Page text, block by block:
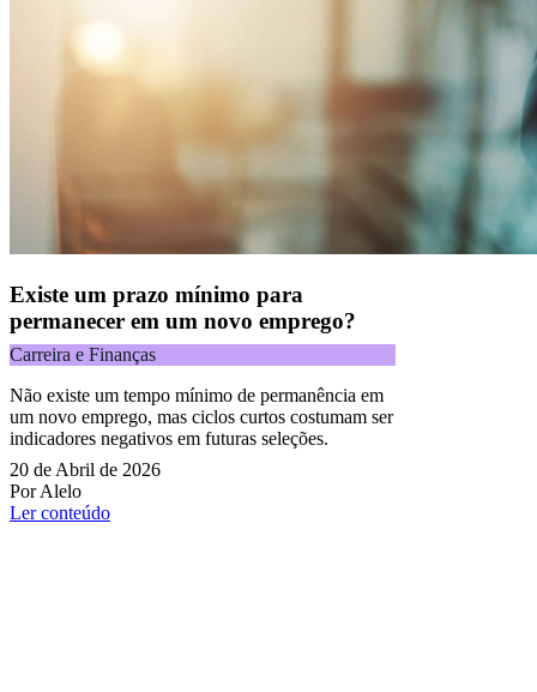
Existe um prazo mínimo para
permanecer em um novo emprego?
Carreira e Finanças
Não existe um tempo mínimo de permanência em
um novo emprego, mas ciclos curtos costumam ser
indicadores negativos em futuras seleções.
20 de Abril de 2026
Por Alelo
Ler conteúdo